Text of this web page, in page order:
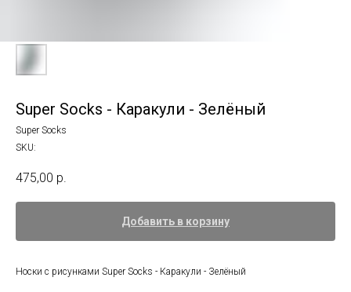
Super Socks - Каракули - Зелёный
Super Socks
SKU:
475,00 р.
Добавить в корзину
Носки с рисунками Super Socks - Каракули - Зелёный